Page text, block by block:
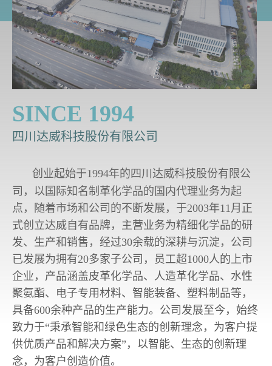
SINCE 1994
四川达威科技股份有限公司
创业起始于1994年的四川达威科技股份有限公
司，以国际知名制革化学品的国内代理业务为起
点，随着市场和公司的不断发展，于2003年11月正
式创立达威自有品牌，主营业务为精细化学品的研
发、生产和销售，经过30余载的深耕与沉淀，公司
已发展为拥有20多家子公司，员工超1000人的上市
企业，产品涵盖皮革化学品、人造革化学品、水性
聚氨酯、电子专用材料、智能装备、塑料制品等，
具备600余种产品的生产能力。公司发展至今，始终
致力于“秉承智能和绿色生态的创新理念，为客户提
供优质产品和解决方案”，以智能、生态的创新理
念，为客户创造价值。